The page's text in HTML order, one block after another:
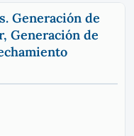
Generación de
Generación de